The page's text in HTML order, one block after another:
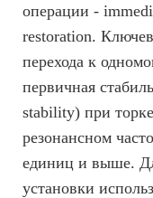
операции -
restoration.
перехода к
первичная
stability) при
резонансном
единиц и выше.
установки